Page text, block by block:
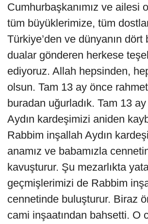
Cumhurbaşkanımız ve ailesi
tüm büyüklerimize, tüm
Türkiye’den ve dünyanın dört
dualar gönderen herkese
ediyoruz. Allah hepsinden,
olsun. Tam 13 ay önce
buradan uğurladık. Tam 13
Aydın kardeşimizi aniden
Rabbim inşallah Aydın
anamız ve babamızla
kavuşturur. Şu mezarlıkta
geçmişlerimizi de Rabbim
cennetinde buluşturur. Biraz
cami inşaatından bahsetti. O